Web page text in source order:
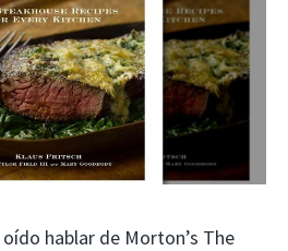
hablar de Morton’s The